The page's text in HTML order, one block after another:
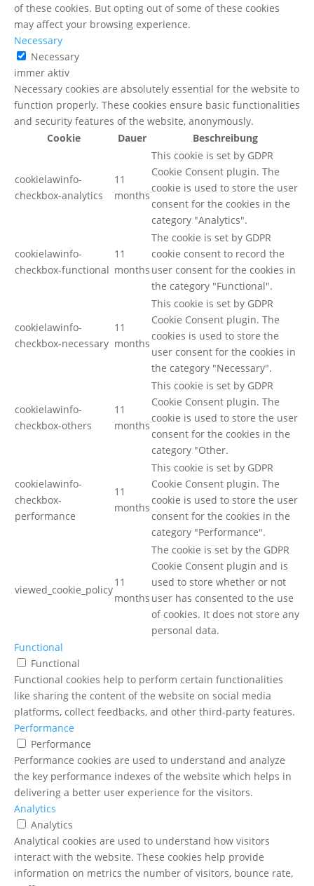
of these cookies. But opting out of some of these cookies
may affect your browsing experience.
Necessary
Necessary
immer aktiv
Necessary cookies are absolutely essential for the website to
function properly. These cookies ensure basic functionalities
and security features of the website, anonymously.
Cookie
Dauer Beschreibung
cookielawinfo-
checkbox-analytics
11
months
This cookie is set by GDPR
Cookie Consent plugin. The
cookie is used to store the user
consent for the cookies in the
category "Analytics".
cookielawinfo-
checkbox-functional
11
months
The cookie is set by GDPR
cookie consent to record the
user consent for the cookies in
the category "Functional".
cookielawinfo-
checkbox-necessary
11
months
This cookie is set by GDPR
Cookie Consent plugin. The
cookies is used to store the
user consent for the cookies in
the category "Necessary".
cookielawinfo-
checkbox-others
11
months
This cookie is set by GDPR
Cookie Consent plugin. The
cookie is used to store the user
consent for the cookies in the
category "Other.
cookielawinfo-
checkbox-
performance
11
months
This cookie is set by GDPR
Cookie Consent plugin. The
cookie is used to store the user
consent for the cookies in the
category "Performance".
viewed_cookie_policy
11
months
The cookie is set by the GDPR
Cookie Consent plugin and is
used to store whether or not
user has consented to the use
of cookies. It does not store any
personal data.
Functional
Functional
Functional cookies help to perform certain functionalities
like sharing the content of the website on social media
platforms, collect feedbacks, and other third-party features.
Performance
Performance
Performance cookies are used to understand and analyze
the key performance indexes of the website which helps in
delivering a better user experience for the visitors.
Analytics
Analytics
Analytical cookies are used to understand how visitors
interact with the website. These cookies help provide
information on metrics the number of visitors, bounce rate,